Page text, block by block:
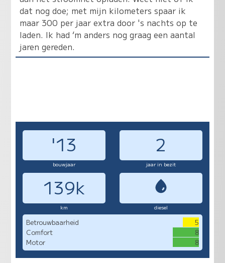
dat nog doe; met mijn kilometers spaar ik
maar 300 per jaar extra door 's nachts op te
laden. Ik had ‘m anders nog graag een aantal
jaren gereden.
'13 2
bouwjaar jaar in bezit
139k
km diesel
Betrouwbaarheid
5
Comfort
8
Motor
8